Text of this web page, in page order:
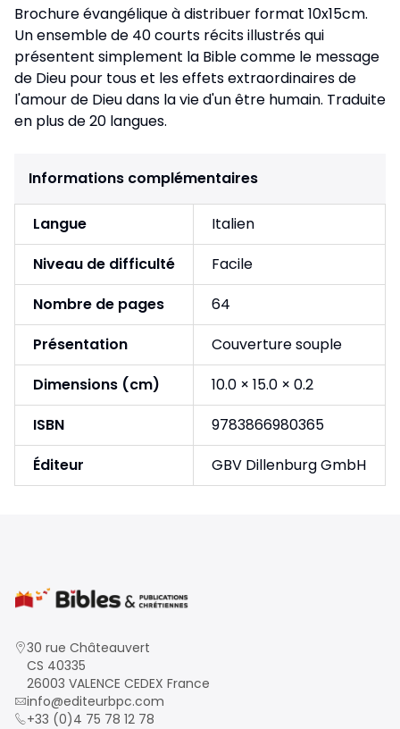
Brochure évangélique à distribuer format 10x15cm.
Un ensemble de 40 courts récits illustrés qui
présentent simplement la Bible comme le message
de Dieu pour tous et les effets extraordinaires de
l'amour de Dieu dans la vie d'un être humain. Traduite
en plus de 20 langues.
Informations complémentaires
Langue
Italien
Niveau de difficulté
Facile
Nombre de pages
64
Présentation
Couverture souple
Dimensions (cm)
10.0 × 15.0 × 0.2
ISBN
9783866980365
Éditeur
GBV Dillenburg GmbH
30 rue Châteauvert
CS 40335
26003 VALENCE CEDEX France
info@editeurbpc.com
+33 (0)4 75 78 12 78